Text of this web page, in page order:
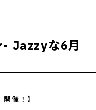
- Jazzyな6月
催！】